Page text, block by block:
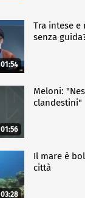
01:54
Tra intese e
senza
01:56
Meloni:
clandestini"
03:28
Il mare è
città